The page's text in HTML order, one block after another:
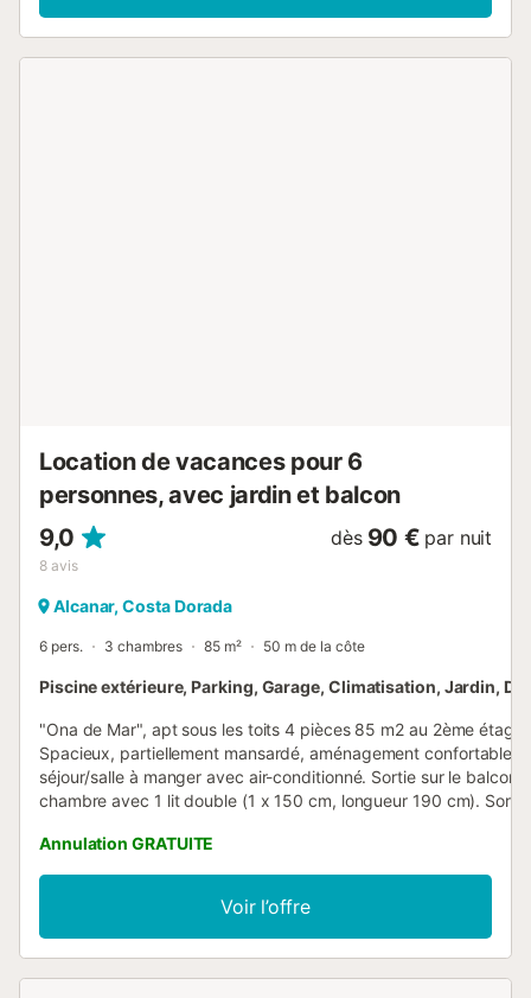
190 cm), 1 grand-lit (1 x 150 cm, longueur 190 cm), air-
Location de vacances pour 6
personnes, avec jardin et balcon
9,0
8 avis
dès 90 € par nuit
Alcanar, Costa Dorada
6 pers. 3 chambres 85 m² 50 m de la côte
Piscine extérieure, Parking, Garage, Climatisation, Jardin,
"Ona de Mar", apt sous les toits 4 pièces 85 m2 au 2ème étage.
Spacieux, partiellement mansardé, aménagement confortable
séjour/salle à manger avec air-conditionné. Sortie sur le balcon.
chambre avec 1 lit double (1 x 150 cm, longueur 190 cm).
Cuisine ouverte (four, lave-vaisselle, 4 plaques
ondes, congélateur, cafetière électrique). Douche/WC. À l'étage
supérieur: 1 chambre, ouverte. Sortie sur le balcon. Douche/WC.
HUTTE002956 // Reg. Nr.:
Annulation GRATUITE
Voir l’offre